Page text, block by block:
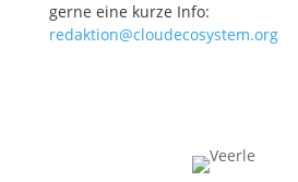
gerne eine kurze Info:
redaktion@cloudecosystem.org